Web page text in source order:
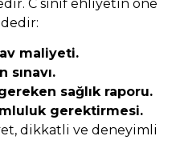
C sınıf ehliyetin öne
maliyeti.
sınavı.
sağlık raporu.
gerektirmesi.
dikkatli ve deneyimli